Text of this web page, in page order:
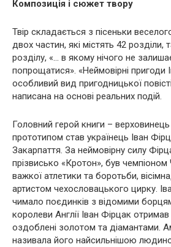
Композиція і сюжет твору
Твір складається з пісеньки
двох частин, які містять 42 розділи,
розділу, «… в якому нічого не
попрощатися». «Неймовірні пригоди
особливий вид пригодницької
написана на основі реальних подій.
Головний герой книги –
прототипом став українець Іван
Закарпаття. За неймовірну силу
прізвисько «Кротон», був
важкої атлетики та боротьби,
артистом чехословацького цирку.
чимало поєдинків з відомими
королеви Англії Іван Фірцак
оздоблені золотом та діамантами.
називала його найсильнішою